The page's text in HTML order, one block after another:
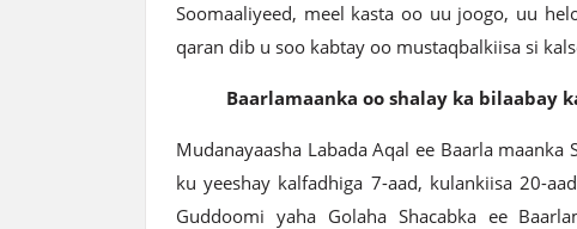
Soomaaliyeed, meel kasta oo uu joogo, uu
qaran dib u soo kabtay oo mustaqbalkiisa si
Baarlamaanka oo shalay ka bilaabay
Mudanayaasha Labada Aqal ee Baarla
ku yeeshay kalfadhiga 7-aad, kulankiisa 20-
Guddoomi yaha Golaha Shacabka ee